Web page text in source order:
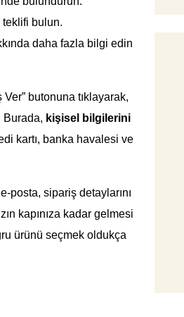
teklifi bulun.
daha fazla bilgi edin
butonuna tıklayarak,
Burada, kişisel bilgilerini
kartı, banka havalesi ve
posta, sipariş detaylarını
kapınıza kadar gelmesi
ürünü seçmek oldukça